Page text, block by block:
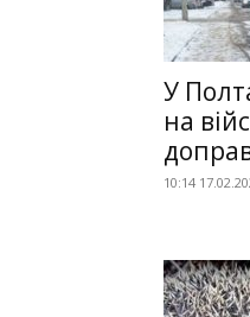
У
на
10:14